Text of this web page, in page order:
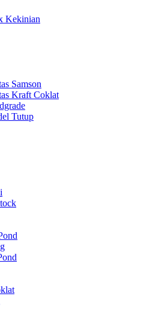
Kekinian
Samson
Kraft Coklat
Tutup